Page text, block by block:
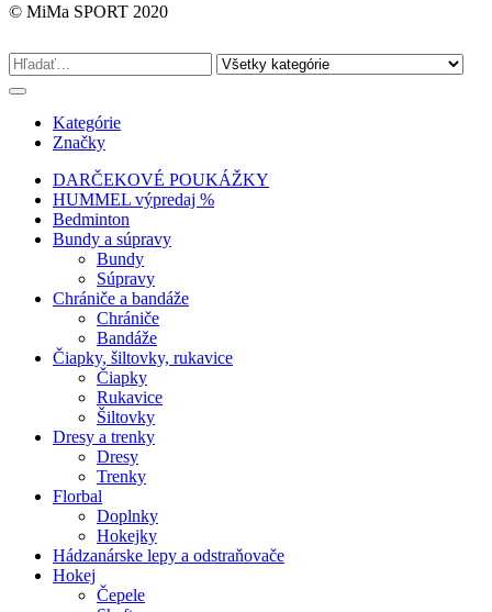
© MiMa SPORT 2020
Kategórie
Značky
DARČEKOVÉ POUKÁŽKY
HUMMEL výpredaj %
Bedminton
Bundy a súpravy
Bundy
Súpravy
Chrániče a bandáže
Chrániče
Bandáže
Čiapky, šiltovky, rukavice
Čiapky
Rukavice
Šiltovky
Dresy a trenky
Dresy
Trenky
Florbal
Doplnky
Hokejky
Hádzanárske lepy a odstraňovače
Hokej
Čepele